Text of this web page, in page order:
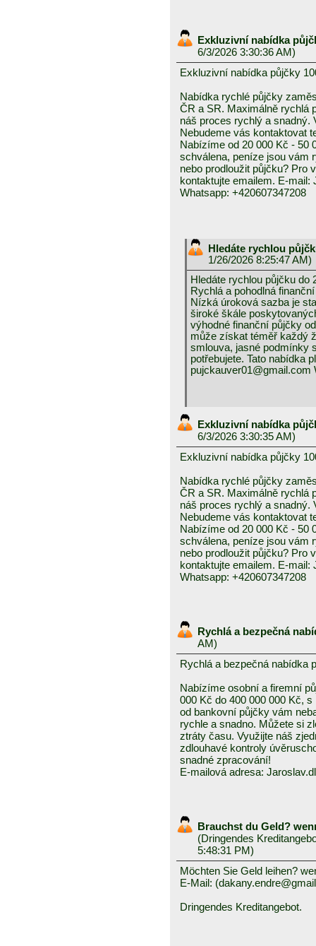
Exkluzivní nabídka
6/3/2026 3:30:36 AM)
Exkluzivní nabídka půjčky
Nabídka rychlé půjčky
ČR a SR. Maximálně rychlá
náš proces rychlý a snadný.
Nebudeme vás kontaktovat
Nabízíme od 20 000 Kč - 50
schválena, peníze jsou vám
nebo prodloužit půjčku? Pro
kontaktujte emailem. E-mail:
Whatsapp: +420607347208
Hledáte rychlou
1/26/2026 8:25:47 AM)
Hledáte rychlou půjčku do
Rychlá a pohodlná
Nízká úroková sazba je
široké škále
výhodné finanční půjčky
může získat téměř každý
smlouva, jasné podmínky
potřebujete. Tato nabídka
pujckauver01@gmail.com
Exkluzivní nabídka
6/3/2026 3:30:35 AM)
Exkluzivní nabídka půjčky
Nabídka rychlé půjčky
ČR a SR. Maximálně rychlá
náš proces rychlý a snadný.
Nebudeme vás kontaktovat
Nabízíme od 20 000 Kč - 50
schválena, peníze jsou vám
nebo prodloužit půjčku? Pro
kontaktujte emailem. E-mail:
Whatsapp: +420607347208
Rychlá a bezpečná
AM)
Rychlá a bezpečná nabídka
Nabízíme osobní a firemní
000 Kč do 400 000 000 Kč,
od bankovní půjčky vám
rychle a snadno. Můžete si
ztráty času. Využijte náš
zdlouhavé kontroly
snadné zpracování!
E-mailová adresa:
Brauchst du Geld?
(Dringendes
5:48:31 PM)
Möchten Sie Geld leihen?
E-Mail:
Dringendes Kreditangebot.